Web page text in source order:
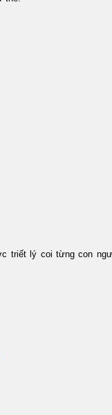
lý coi từng con